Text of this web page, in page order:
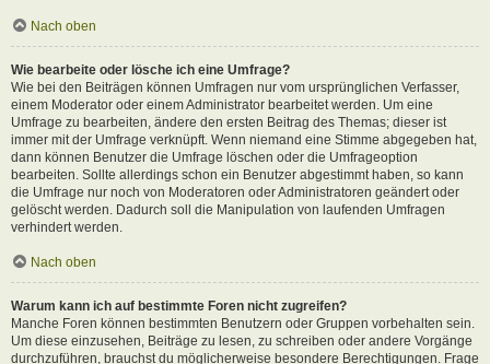
Nach oben
Wie bearbeite oder lösche ich eine Umfrage?
Wie bei den Beiträgen können Umfragen nur vom ursprünglichen Verfasser,
einem Moderator oder einem Administrator bearbeitet werden. Um eine
Umfrage zu bearbeiten, ändere den ersten Beitrag des Themas; dieser ist
immer mit der Umfrage verknüpft. Wenn niemand eine Stimme abgegeben hat,
dann können Benutzer die Umfrage löschen oder die Umfrageoption
bearbeiten. Sollte allerdings schon ein Benutzer abgestimmt haben, so kann
die Umfrage nur noch von Moderatoren oder Administratoren geändert oder
gelöscht werden. Dadurch soll die Manipulation von laufenden Umfragen
verhindert werden.
Nach oben
Warum kann ich auf bestimmte Foren nicht zugreifen?
Manche Foren können bestimmten Benutzern oder Gruppen vorbehalten sein.
Um diese einzusehen, Beiträge zu lesen, zu schreiben oder andere Vorgänge
durchzuführen, brauchst du möglicherweise besondere Berechtigungen. Frage